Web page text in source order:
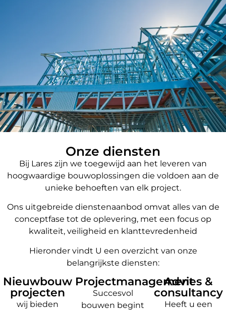
Onze diensten
Bij Lares zijn we toegewijd aan het leveren van
hoogwaardige bouwoplossingen die voldoen aan de
unieke behoeften van elk project.
Ons uitgebreide dienstenaanbod omvat alles van de
conceptfase tot de oplevering, met een focus op
kwaliteit, veiligheid en klanttevredenheid
Hieronder vindt U een overzicht van onze
belangrijkste diensten:
Nieuwbouw
projecten
wij bieden
Projectmanagement
Succesvol
bouwen begint
Advies &
consultancy
Heeft u een